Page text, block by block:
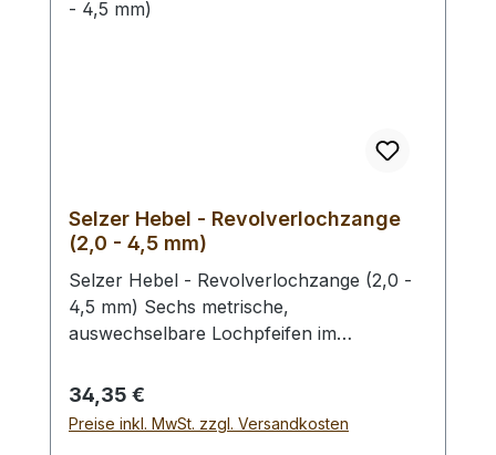
Selzer Hebel - Revolverlochzange
(2,0 - 4,5 mm)
Selzer Hebel - Revolverlochzange (2,0 -
4,5 mm) Sechs metrische,
auswechselbare Lochpfeifen im
4,0 und 4,5 mm. Mit Sichtfenster für
gewählten Lochdurchmesser.
Automatischer Feststeller, Oberfläche
Regulärer Preis:
34,35 €
Preise inkl. MwSt. zzgl. Versandkosten